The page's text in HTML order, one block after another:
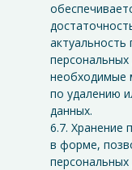
необходимые
по удалению
данных.
6.7. Хранение
в форме,